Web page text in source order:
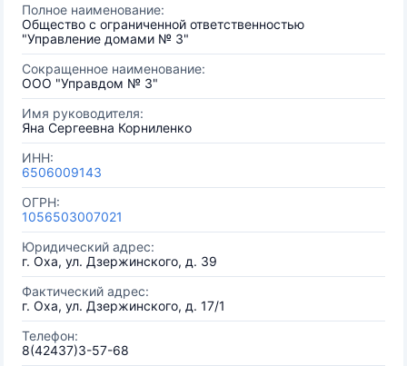
Полное наименование:
Общество с ограниченной ответственностью
"Управление домами № 3"
Сокращенное наименование:
ООО "Управдом № 3"
Имя руководителя:
Яна Сергеевна Корниленко
ИНН:
6506009143
ОГРН:
1056503007021
Юридический адрес:
г. Оха, ул. Дзержинского, д. 39
Фактический адрес:
г. Оха, ул. Дзержинского, д. 17/1
Телефон:
8(42437)3-57-68